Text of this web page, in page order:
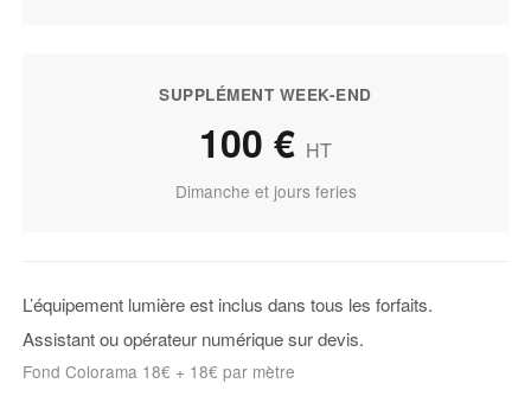
SUPPLÉMENT WEEK-END
100 € HT
Dimanche et jours feries
L’équipement lumière est inclus dans tous les forfaits.
Assistant ou opérateur numérique sur devis.
Fond Colorama 18€ + 18€ par mètre